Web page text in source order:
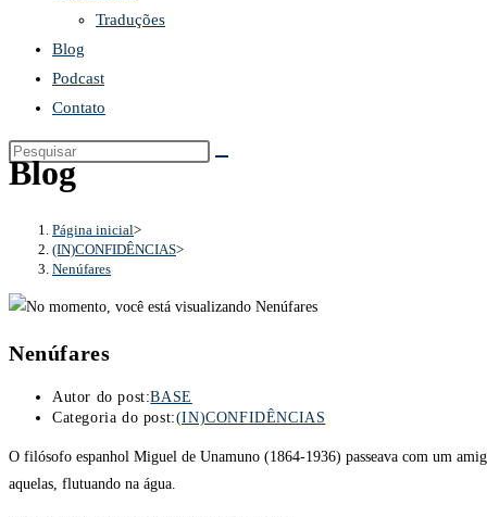
Traduções
Blog
Podcast
Contato
Blog
Página inicial>
(IN)CONFIDÊNCIAS>
Nenúfares
Nenúfares
Autor do post:BASE
Categoria do post:(IN)CONFIDÊNCIAS
O filósofo espanhol Miguel de Unamuno (1864-1936) passeava com um
aquelas, flutuando na água.